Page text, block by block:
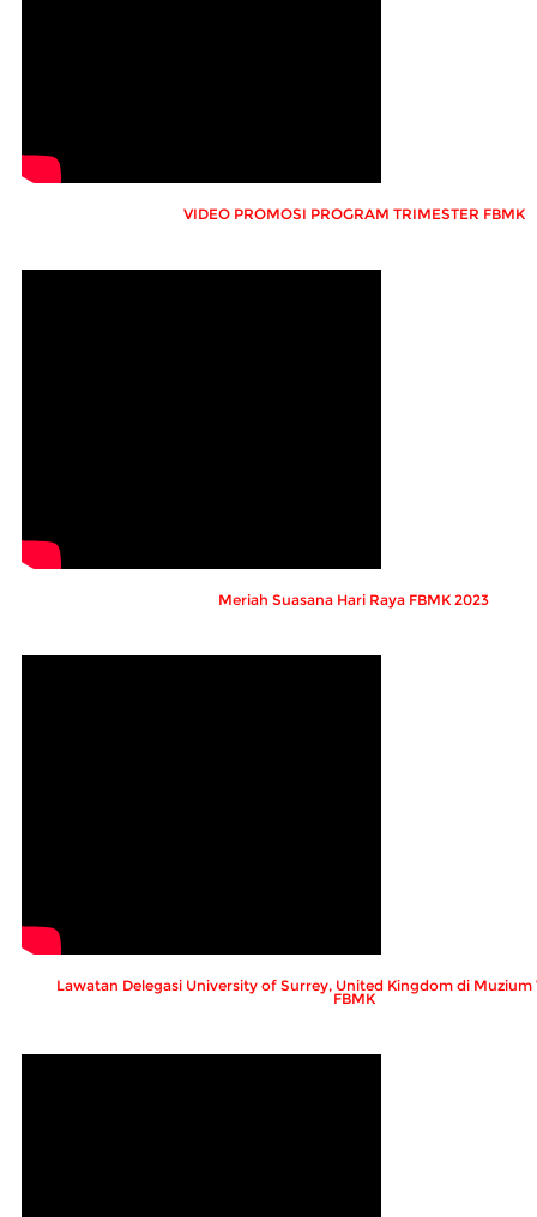
VIDEO PROMOSI PROGRAM TRIMESTER FBMK
Meriah Suasana Hari Raya FBMK 2023
Lawatan Delegasi University of Surrey, United Kingdom di
FBMK